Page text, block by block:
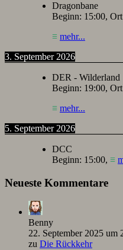
Dragonbane
Beginn: 15:00,
≡ mehr...
3. September 2026
DER - Wilderland
Beginn: 19:00,
≡ mehr...
5. September 2026
DCC
Beginn: 15:00, ≡
Neueste Kommentare
Benny
22. September 2025 um
zu Die Rückkehr